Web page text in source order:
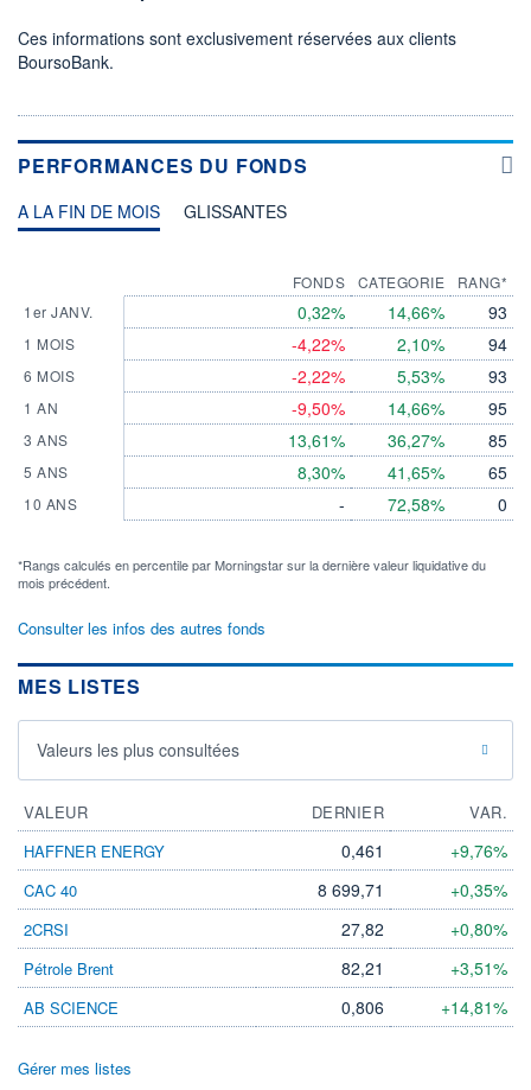
Ces informations sont exclusivement réservées aux clients
BoursoBank.
PERFORMANCES DU FONDS
A LA FIN DE MOIS GLISSANTES
1er JANV.
1 MOIS
6 MOIS
1 AN
3 ANS
5 ANS
10 ANS
FONDS
0,32%
-4,22%
-2,22%
-9,50%
13,61%
8,30%
-
CATEGORIE
14,66%
2,10%
5,53%
14,66%
36,27%
41,65%
72,58%
RANG*
93
94
93
95
85
65
0
*Rangs calculés en percentile par Morningstar sur la dernière valeur liquidative du
mois précédent.
Consulter les infos des autres fonds
MES LISTES
Valeurs les plus consultées
VALEUR DERNIER
VAR.
HAFFNER ENERGY
0,461 +9,76%
CAC 40 8 699,71 +0,35%
2CRSI 27,82 +0,80%
Pétrole Brent 82,21 +3,51%
AB SCIENCE 0,806 +14,81%
Gérer mes listes